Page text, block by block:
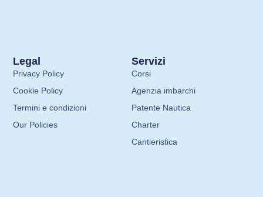
Servizi
Corsi
Agenzia imbarchi
Patente Nautica
Charter
Cantieristica
Legal
Privacy Policy
Cookie Policy
Termini e condizioni
Our Policies